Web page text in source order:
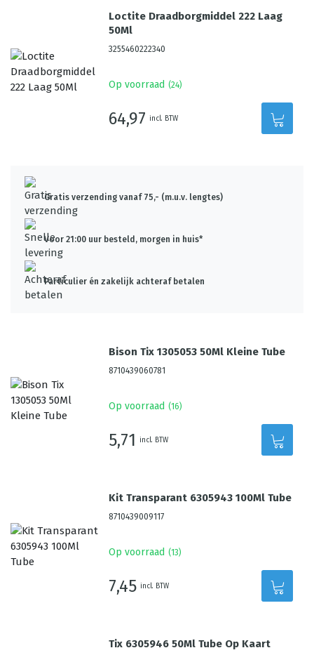
Loctite Draadborgmiddel 222 Laag
50Ml
3255460222340
Op voorraad (24)
64,97 incl. BTW
Gratis verzending vanaf 75,- (m.u.v. lengtes)
Voor 21:00 uur besteld, morgen in huis*
Particulier én zakelijk achteraf betalen
Bison Tix 1305053 50Ml Kleine Tube
8710439060781
Op voorraad (16)
5,71 incl. BTW
Kit Transparant 6305943 100Ml Tube
8710439009117
Op voorraad (13)
7,45 incl. BTW
Tix 6305946 50Ml Tube Op Kaart